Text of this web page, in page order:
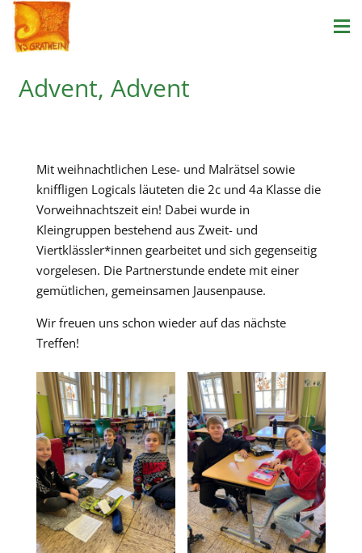
Advent, Advent
Mit weihnachtlichen Lese- und Malrätsel sowie
kniffligen Logicals läuteten die 2c und 4a Klasse die
Vorweihnachtszeit ein! Dabei wurde in
Kleingruppen bestehend aus Zweit- und
Viertklässler*innen gearbeitet und sich gegenseitig
vorgelesen. Die Partnerstunde endete mit einer
gemütlichen, gemeinsamen Jausenpause.
Wir freuen uns schon wieder auf das nächste
Treffen!